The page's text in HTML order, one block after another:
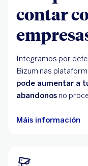
contar
Integramos por
Bizum nas
pode aumentar a
abandonosno
Máis información